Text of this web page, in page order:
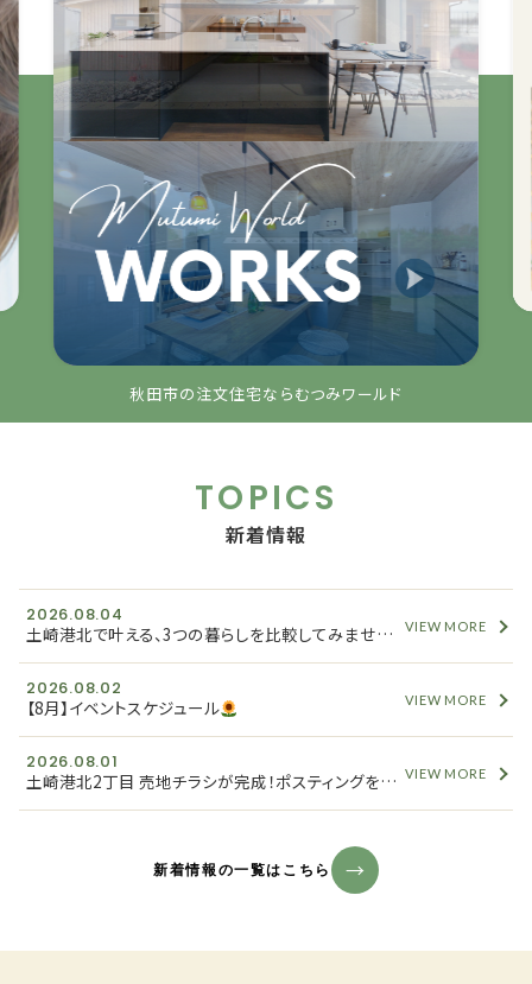
秋田市の注文住宅ならむつみワールド
TOPICS
新着情報
2026.08.04
土崎港北で叶える、3つの暮らしを比較してみませんか？ VIEW MORE
2026.08.02
【8月】イベントスケジュール VIEW MORE
2026.08.01
土崎港北2丁目 売地チラシが完成！ポスティングを開始しました VIEW MORE
新着情報の一覧はこちら